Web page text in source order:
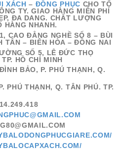
XÁCH – ĐỒNG PHỤC CHO TỔ
TY. GIAO HÀNG MIỄN PHÍ
ĐA DANG. CHẤT LƯỢNG
HÀNG NHANH.
CAO ĐẲNG NGHỀ SỐ 8 – BÙI
TÂN – BIÊN HÒA – ĐỒNG NAI
SỐ 5, LÊ ĐỨC THỌ
HỒ CHÍ MINH
BẢO, P. PHÚ THẠNH, Q.
PHÚ THẠNH, Q. TÂN PHÚ. TP.
/
/